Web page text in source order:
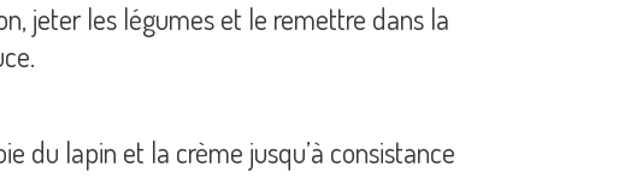
jeter les légumes et le remettre dans la
du lapin et la crème jusqu’à consistance